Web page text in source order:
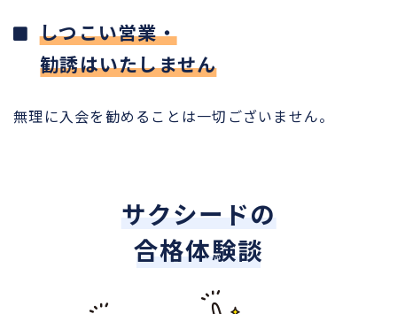
しつこい営業・
勧誘はいたしません
無理に入会を勧めることは一切ございません。
サクシードの
合格体験談